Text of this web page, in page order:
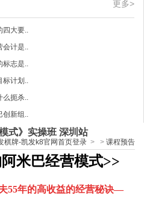
更多>
四大要..
会计是..
标志是..
标计划..
么扼杀..
创新组..
式》实操班 深圳站
棋牌-凯发k8官网首页登录 > > 课程预告
米巴经营模式>>
55年的高收益的经营秘诀—